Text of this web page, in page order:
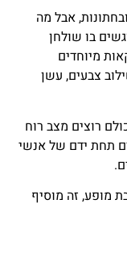
אבל מה
בו שולחן
מיוחדים
צבעים, עשן
רוצים מצב רוח
תחת ידם של אנשי
מופע, זה מוסיף